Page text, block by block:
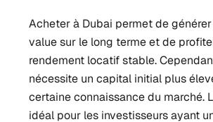
Acheter à Dubai permet de
value sur le long terme et de
rendement locatif stable.
nécessite un capital initial plus
certaine connaissance du marché.
idéal pour les investisseurs ayant